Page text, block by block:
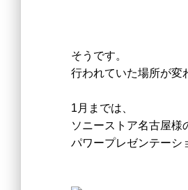
そうです。
行われていた場所が変
1月までは、
ソニーストア名古屋様
パワープレゼンテーシ